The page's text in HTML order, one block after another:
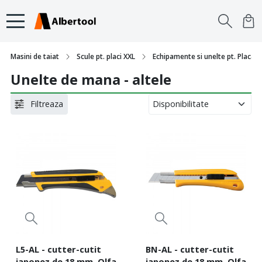
Masini de taiat Scule pt. placi XXL Echipamente si unelte pt. Placari
Unelte de mana - altele
Filtreaza
L5-AL - cutter-cutit
BN-AL - cutter-cutit